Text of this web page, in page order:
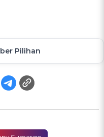
Pilihan